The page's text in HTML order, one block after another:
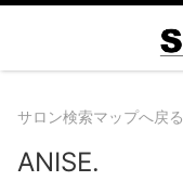
サロン検索マップへ戻る
ANISE.